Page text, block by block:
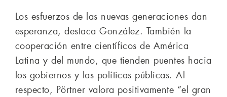
Los esfuerzos de las nuevas generaciones dan
esperanza, destaca González. También la
cooperación entre científicos de América
Latina y del mundo, que tienden puentes hacia
los gobiernos y las políticas públicas. Al
respecto, Pörtner valora positivamente “el gran